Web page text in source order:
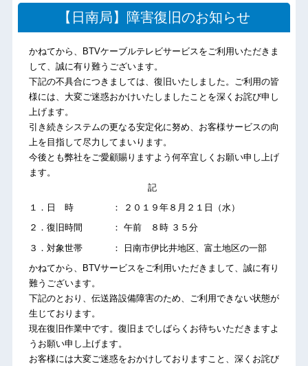
【日南局】障害復旧のお知らせ
かねてから、BTVケーブルテレビサービスをご利用いただきま
して、誠に有り難うございます。
下記の不具合につきましては、復旧いたしました。ご利用の皆
様には、大変ご迷惑おかけいたしましたことを深くお詫び申し
上げます。
引き続きシステムの更なる安定化に努め、お客様サービスの向
上を目指して尽力してまいります。
今後とも弊社をご愛顧賜りますよう何卒宜しくお願い申し上げ
ます。
記
１．日 時 ： ２０１９年８月２１日（水）
２．復旧時間 ： 午前 ８時 ３５分
３．対象世帯 ： 日南市伊比井地区、富土地区の一部
かねてから、BTVサービスをご利用いただきまして、誠に有り
難うございます。
下記のとおり、伝送路設備障害のため、ご利用できない状態が
生じております。
現在復旧作業中です。復旧までしばらくお待ちいただきますよ
うお願い申し上げます。
お客様には大変ご迷惑をおかけしておりますこと、深くお詫び